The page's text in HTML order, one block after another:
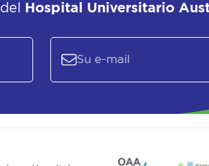
del Hospital Universitario